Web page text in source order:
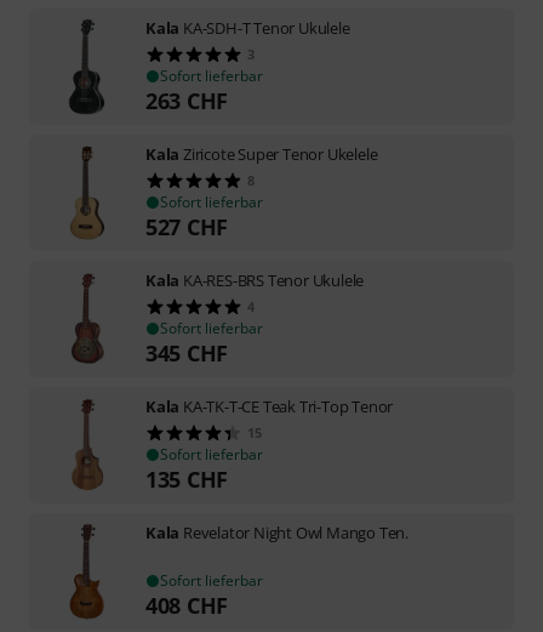
Kala KA-SDH-T Tenor Ukulele
3
Sofort lieferbar
263 CHF
Kala Ziricote Super Tenor Ukelele
8
Sofort lieferbar
527 CHF
Kala KA-RES-BRS Tenor Ukulele
4
Sofort lieferbar
345 CHF
Kala KA-TK-T-CE Teak Tri-Top Tenor
15
Sofort lieferbar
135 CHF
Kala Revelator Night Owl Mango Ten.
Sofort lieferbar
408 CHF